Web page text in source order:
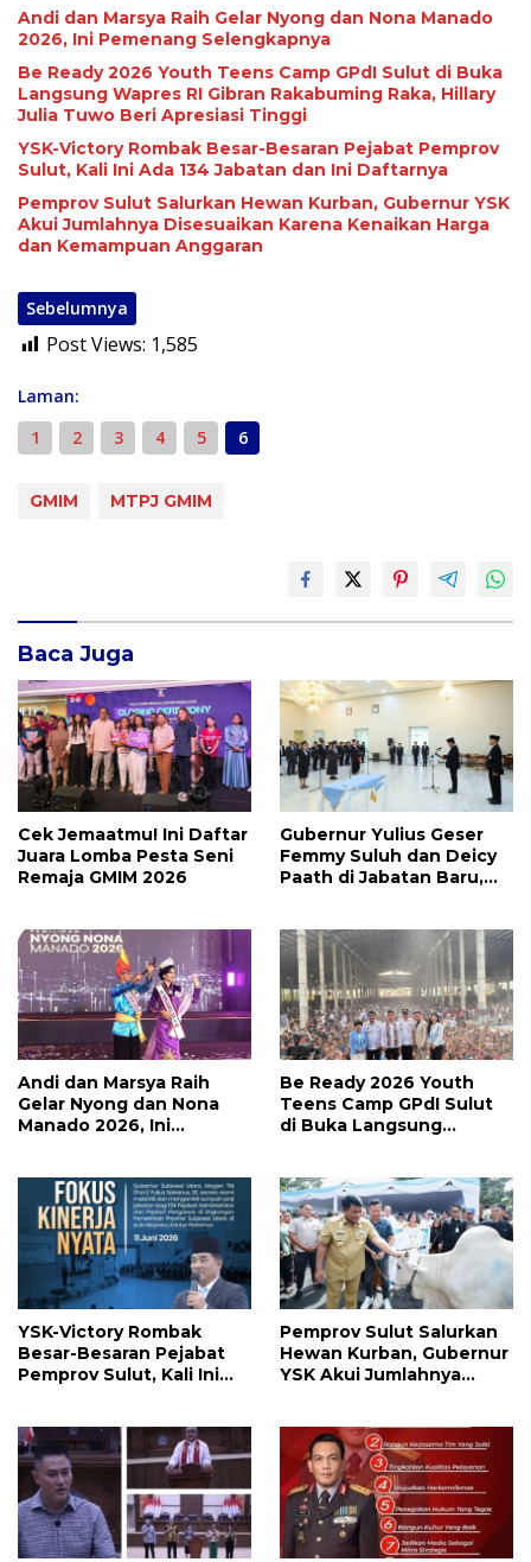
Andi dan Marsya Raih Gelar Nyong dan Nona Manado
2026, Ini Pemenang Selengkapnya
Be Ready 2026 Youth Teens Camp GPdI Sulut di Buka
Langsung Wapres RI Gibran Rakabuming Raka, Hillary
Julia Tuwo Beri Apresiasi Tinggi
YSK-Victory Rombak Besar-Besaran Pejabat Pemprov
Sulut, Kali Ini Ada 134 Jabatan dan Ini Daftarnya
Pemprov Sulut Salurkan Hewan Kurban, Gubernur YSK
Akui Jumlahnya Disesuaikan Karena Kenaikan Harga
dan Kemampuan Anggaran
Sebelumnya
Post Views: 1,585
Laman:
1
2 3 4 5 6
GMIM MTPJ GMIM
Baca Juga
Cek Jemaatmu! Ini Daftar
Juara Lomba Pesta Seni
Remaja GMIM 2026
Gubernur Yulius Geser
Femmy Suluh dan Deicy
Paath di Jabatan Baru,
Andi dan Marsya Raih
Gelar Nyong dan Nona
Manado 2026, Ini
Be Ready 2026 Youth
Teens Camp GPdI Sulut
di Buka Langsung
Julia Tuwo Beri Apresiasi
Tinggi
YSK-Victory Rombak
Besar-Besaran Pejabat
Pemprov Sulut, Kali Ini
Pemprov Sulut Salurkan
Hewan Kurban, Gubernur
YSK Akui Jumlahnya
Kemampuan Anggaran